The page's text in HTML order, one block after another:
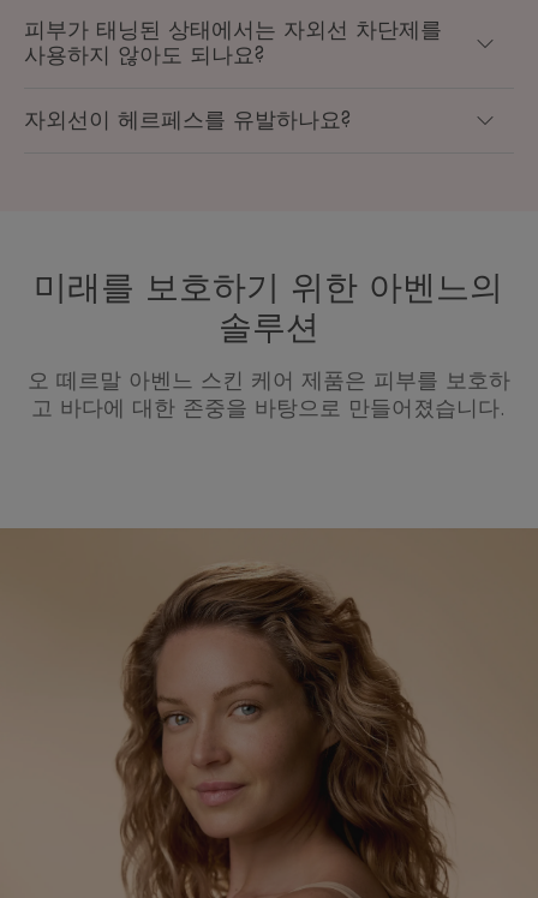
피부가 태닝된 상태에서는 자외선 차단제를
사용하지 않아도 되나요?
자외선이 헤르페스를 유발하나요?
미래를 보호하기 위한 아벤느의
솔루션
오 떼르말 아벤느 스킨 케어 제품은 피부를 보호하
고 바다에 대한 존중을 바탕으로 만들어졌습니다.